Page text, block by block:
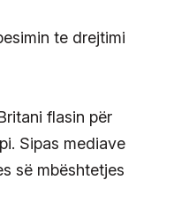
te drejtimi
flasin për
Sipas mediave
së mbështetjes